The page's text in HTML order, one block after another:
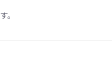
。